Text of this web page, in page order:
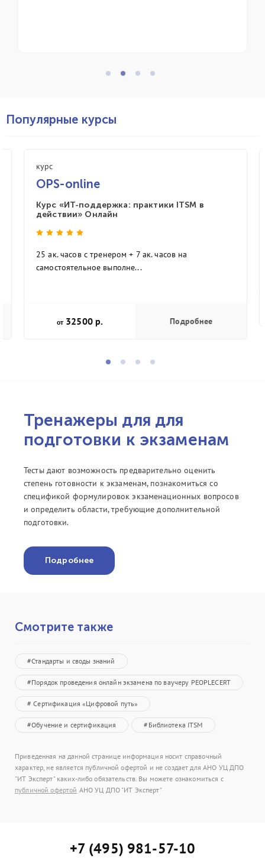
Популярные курсы
курс
OPS-online
Курс «ИТ-поддержка: практики ITSM в
действии» Онлайн
25 ак. часов с тренером + 7 ак. часов на
самостоятельное выполне...
от 32500 р. Подробнее
Тренажеры для для
подготовки к экзаменам
Тесты дают возможность предварительно оценить
степень готовности к экзаменам, познакомиться со
спецификой формулировок экзаменационных вопросов
и определить области, требующие дополнительной
подготовки.
Подробнее
Смотрите также
#Стандарты и своды знаний
#Порядок проведения онлайн экзамена по ваучеру PEOPLECERT
# Сертификация «Цифровой путь»
#Обучение и сертификация #Библиотека ITSM
Приведенная на данной странице информация носит справочный
характер, не является публичной офертой и не создает для АНО УЦ ДПО
"ИТ Эксперт" каких-либо обязательств. Вы можете ознакомиться с
публичной офертой АНО УЦ ДПО "ИТ Эксперт"
+7 (495) 981-57-10